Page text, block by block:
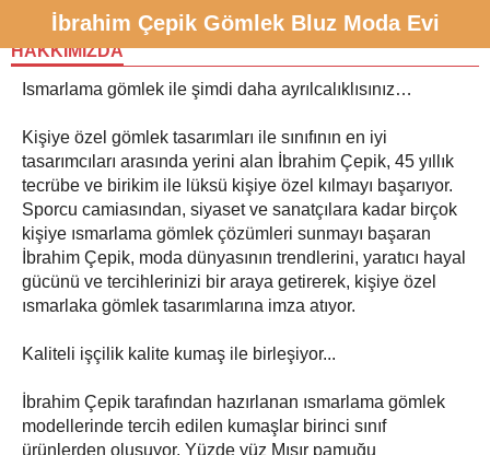
İbrahim Çepik Gömlek Bluz Moda Evi
HAKKIMIZDA
Ismarlama gömlek ile şimdi daha ayrılcalıklısınız…
Kişiye özel gömlek tasarımları ile sınıfının en iyi
tasarımcıları arasında yerini alan İbrahim Çepik, 45 yıllık
tecrübe ve birikim ile lüksü kişiye özel kılmayı başarıyor.
Sporcu camiasından, siyaset ve sanatçılara kadar birçok
kişiye ısmarlama gömlek çözümleri sunmayı başaran
İbrahim Çepik, moda dünyasının trendlerini, yaratıcı hayal
gücünü ve tercihlerinizi bir araya getirerek, kişiye özel
ısmarlaka gömlek tasarımlarına imza atıyor.
Kaliteli işçilik kalite kumaş ile birleşiyor...
İbrahim Çepik tarafından hazırlanan ısmarlama gömlek
modellerinde tercih edilen kumaşlar birinci sınıf
ürünlerden oluşuyor. Yüzde yüz Mısır pamuğu